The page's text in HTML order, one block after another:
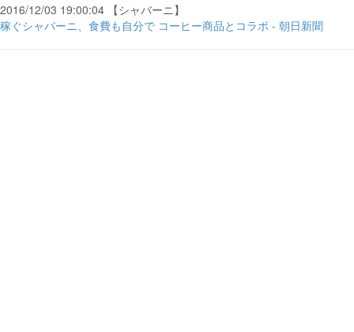
2016/12/03 19:00:04 【シャバーニ】
稼ぐシャバーニ、食費も自分で コーヒー商品とコラボ - 朝日新聞